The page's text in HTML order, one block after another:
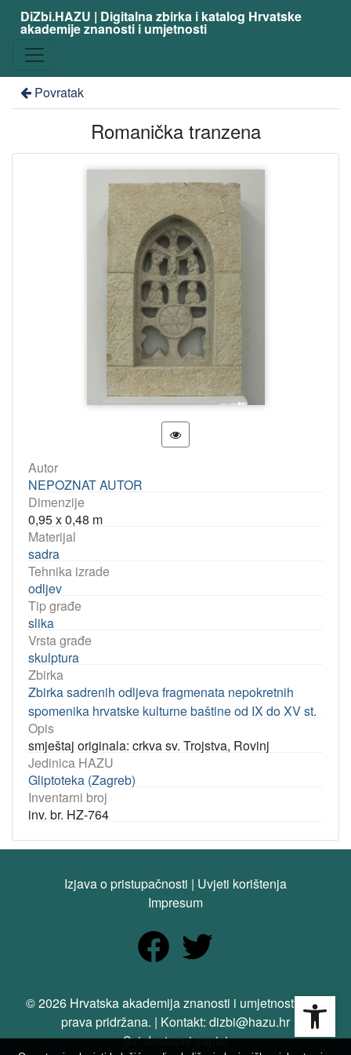
DiZbi.HAZU | Digitalna zbirka i katalog Hrvatske
akademije znanosti i umjetnosti
Povratak
Romanička tranzena
Autor
NEPOZNAT AUTOR
Dimenzije
0,95 x 0,48 m
Materijal
sadra
Tehnika izrade
odljev
Tip građe
slika
Vrsta građe
skulptura
Zbirka
Zbirka sadrenih odljeva fragmenata nepokretnih
spomenika hrvatske kulturne baštine od IX do XV st.
Opis
smještaj originala: crkva sv. Trojstva, Rovinj
Jedinica HAZU
Gliptoteka (Zagreb)
Inventarni broj
inv. br. HZ-764
Izjava o pristupačnosti | Uvjeti korištenja
Impresum
© 2026 Hrvatska akademija znanosti i umjetnosti. Sva
prava pridržana. | Kontakt: dizbi@hazu.hr
Svi dostupni zapisi